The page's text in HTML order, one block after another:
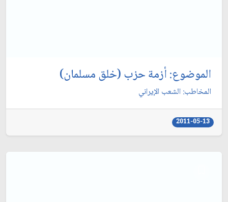
الموضوع: أزمة حزب (خلق مسلمان)
المخاطب: الشعب الإيراني‏
2011-05-13